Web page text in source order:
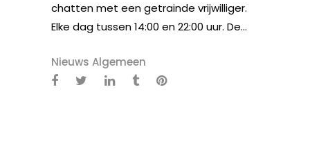
chatten met een getrainde vrijwilliger.
Elke dag tussen 14:00 en 22:00 uur. De...
Nieuws Algemeen